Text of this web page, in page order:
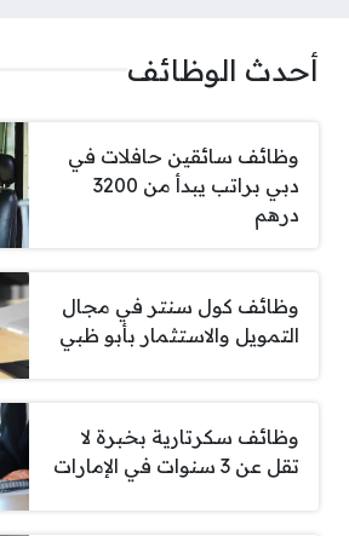
أحدث الوظائف
وظائف سائقين حافلات في
دبي براتب يبدأ من 3200
درهم
وظائف كول سنتر في مجال
التمويل والاستثمار بأبو ظبي
وظائف سكرتارية بخبرة لا
تقل عن 3 سنوات في الإمارات